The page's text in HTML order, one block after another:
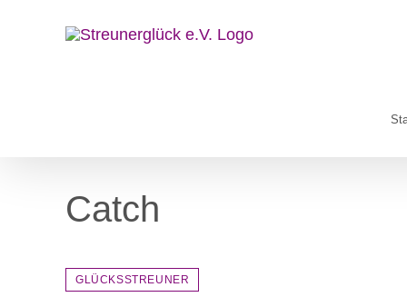
Catch
GLÜCKSSTREUNER